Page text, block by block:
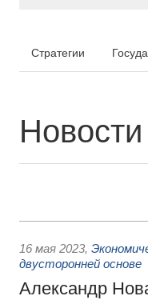
Стратегии
Новости
16 мая 2023,
двусторонней основе
Александр